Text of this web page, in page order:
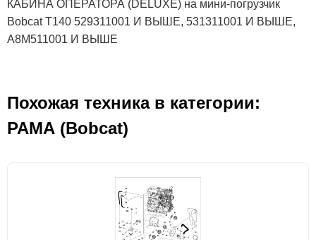
КАБИНА ОПЕРАТОРА (DELUXE) на мини-погрузчик
Bobcat T140 529311001 И ВЫШЕ, 531311001 И ВЫШЕ,
A8M511001 И ВЫШЕ
Похожая техника в категории:
РАМА (Bobcat)